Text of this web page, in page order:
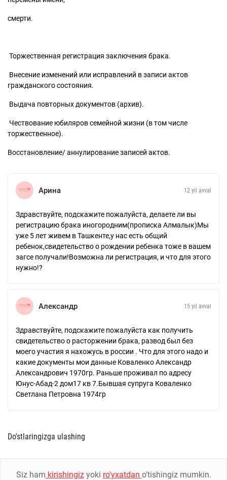
смерти.
Торжественная регистрация заключения брака.
Внесение изменений или исправлений в записи актов
гражданского состояния.
Выдача повторных документов (архив).
Чествование юбиляров семейной жизни (в том числе
торжественное).
Восстановление/ аннулирование записей актов.
Арина 12 yil avval
Здравствуйте, подскажите пожалуйста, делаете ли вы
регистрацию брака иногородним(прописка Алмалык)Мы
уже 5 лет живем в Ташкенте,у нас есть общий
ребенок,свидетельство о рождении ребенка тоже в вашем
загсе получали!Возможна ли регистрация, и что для этого
нужно!?
Александр 15 yil avval
Здравствуйте, подскажите пожалуйста как получить
свидетельство о расторжении брака, развод был без
моего участия я нахожусь в россии . Что для этого надо и
какие документы мои данные Коваленко Александр
Александрович 1970гр. Раньше проживал по адресу
Юнус-Абад-2 дом17 кв 7.Бывшая супруга Коваленко
Светлана Петровна 1974гр
Do'stlaringizga ulashing
Siz ham kirishingizyoki ro'yxatdan o'tishingiz mumkin.